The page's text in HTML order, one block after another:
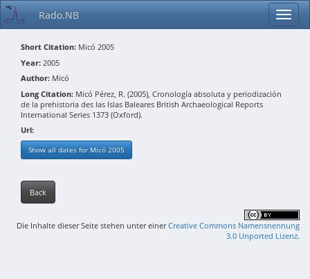
Rado.NB
Short Citation: Micó 2005
Year: 2005
Author: Micó
Long Citation: Micó Pérez, R. (2005), Cronología absoluta y periodización
de la prehistoria des las Islas Baleares British Archaeological Reports
International Series 1373 (Oxford).
Url:
Show all dates for Micó 2005
Back
Die Inhalte dieser Seite stehen unter einerCreative Commons Namensnennung
3.0 Unported Lizenz.